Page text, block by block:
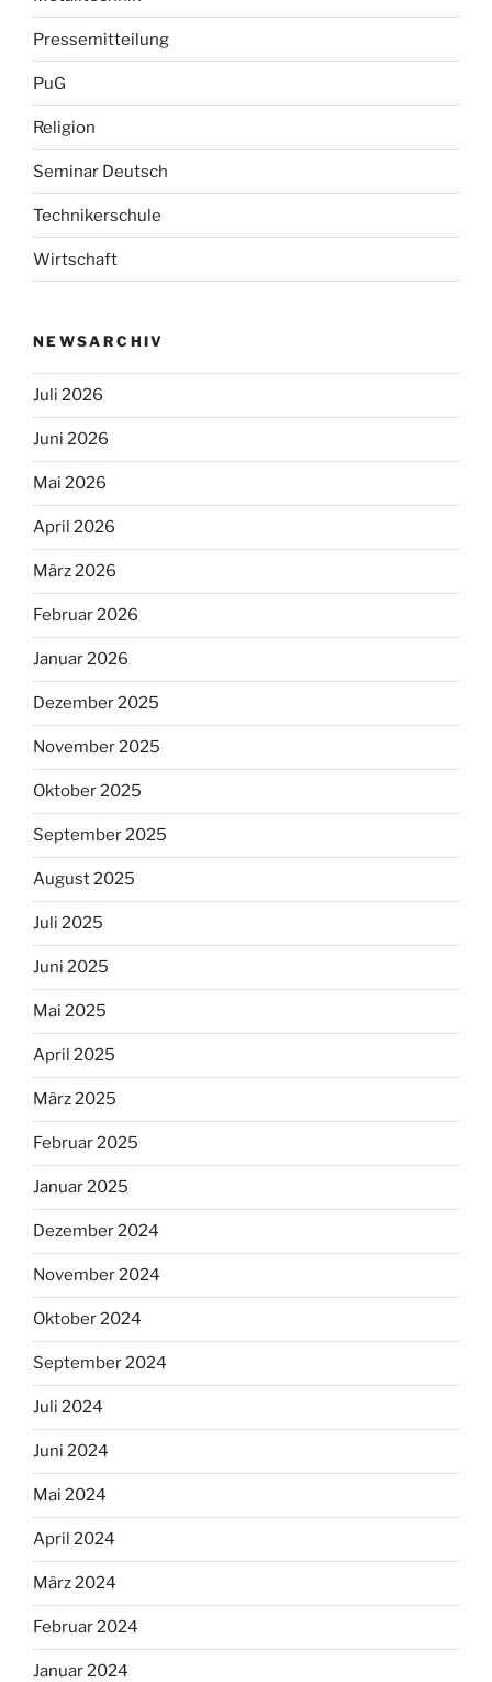
Pressemitteilung
PuG
Religion
Seminar Deutsch
Technikerschule
Wirtschaft
NEWSARCHIV
Juli 2026
Juni 2026
Mai 2026
April 2026
März 2026
Februar 2026
Januar 2026
Dezember 2025
November 2025
Oktober 2025
September 2025
August 2025
Juli 2025
Juni 2025
Mai 2025
April 2025
März 2025
Februar 2025
Januar 2025
Dezember 2024
November 2024
Oktober 2024
September 2024
Juli 2024
Juni 2024
Mai 2024
April 2024
März 2024
Februar 2024
Januar 2024